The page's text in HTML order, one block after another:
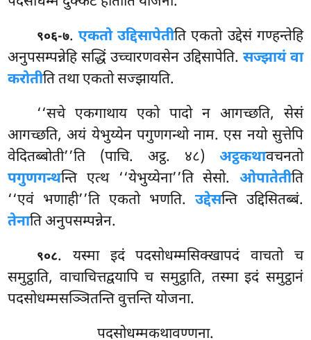
९०६-७.एकतो उद्दिसापेतीति एकतो उद्देसं गण्हन्तेहि
अनुपसम्पन्नेहि सद्धिं उच्चारणवसेन उद्दिसापेति. सज्झायं वा
करोतीति तथा एकतो सज्झायति.
‘‘सचे एकगाथाय एको पादो न आगच्छति, सेसं
आगच्छति, अयं येभुय्येन पगुणगन्थो नाम. एस नयो सुत्तेपि
वेदितब्बोती’’ति (पाचि. अट्ठ. ४८) अट्ठकथावचनतो
पगुणगन्थन्ति एत्थ ‘‘येभुय्येना’’ति सेसो. ओपातेतीति
‘‘एवं भणाही’’ति एकतो भणति. उद्देसन्ति उद्दिसितब्बं.
तेनाति अनुपसम्पन्नेन.
९०८. यस्मा इदं पदसोधम्मसिक्खापदं वाचतो च
समुट्ठाति, वाचाचित्तद्वयापि च समुट्ठाति, तस्मा इदं समुट्ठानं
पदसोधम्मसञ्ञितन्ति वुत्तन्ति योजना.
पदसोधम्मकथावण्णना.